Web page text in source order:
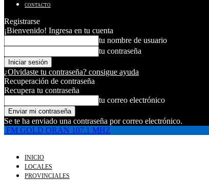
CONTACTO
Registrarse
¡Bienvenido! Ingresa en tu cuenta
tu nombre de usuario
tu contraseña
¿Olvidaste tu contraseña? consigue ayuda
Recuperación de contraseña
Recupera tu contraseña
tu correo electrónico
Se te ha enviado una contraseña por correo electrónico.
FM GOLD ORAN 107.1 MHZ
INICIO
LOCALES
PROVINCIALES